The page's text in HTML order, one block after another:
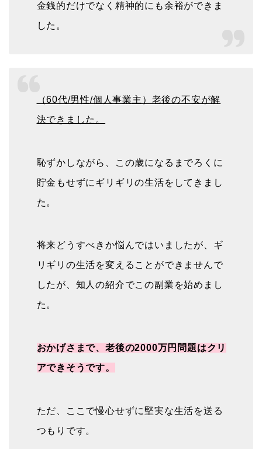
金銭的だけでなく精神的にも余裕ができま
した。
（60代/男性/個人事業主）老後の不安が解
決できました。
恥ずかしながら、この歳になるまでろくに
貯金もせずにギリギリの生活をしてきまし
た。
将来どうすべきか悩んではいましたが、ギ
リギリの生活を変えることができませんで
したが、知人の紹介でこの副業を始めまし
た。
おかげさまで、老後の2000万円問題はクリ
アできそうです。
ただ、ここで慢心せずに堅実な生活を送る
つもりです。